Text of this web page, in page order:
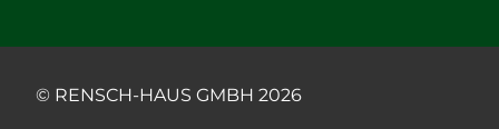
© RENSCH-HAUS GMBH 2026